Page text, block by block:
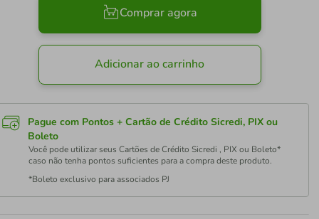
Comprar agora
Adicionar ao carrinho
Pague com Pontos + Cartão de Crédito Sicredi, PIX ou
Boleto
Você pode utilizar seus Cartões de Crédito Sicredi , PIX ou Boleto*
caso não tenha pontos suficientes para a compra deste produto.
*Boleto exclusivo para associados PJ